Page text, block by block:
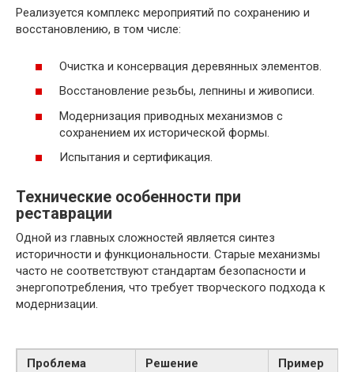
Реализуется комплекс мероприятий по сохранению и
восстановлению, в том числе:
Очистка и консервация деревянных элементов.
Восстановление резьбы, лепнины и живописи.
Модернизация приводных механизмов с
сохранением их исторической формы.
Испытания и сертификация.
Технические особенности при
реставрации
Одной из главных сложностей является синтез
историчности и функциональности. Старые механизмы
часто не соответствуют стандартам безопасности и
энергопотребления, что требует творческого подхода к
модернизации.
Проблема Решение Пример